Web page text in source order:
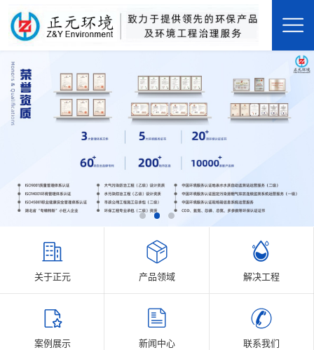
关于正元 产品领域 解决工程
案例展示 新闻中心 联系我们